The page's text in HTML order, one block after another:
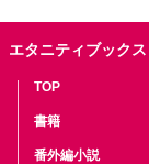
エタニティブックス
TOP
書籍
番外編小説